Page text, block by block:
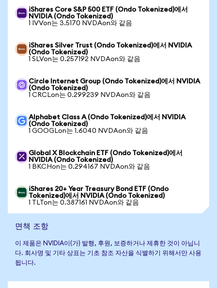
iShares Core S&P 500 ETF (Ondo Tokenized)에서
NVIDIA (Ondo Tokenized)
1 IVVon는 3.5170 NVDAon와 같음
iShares Silver Trust (Ondo Tokenized)에서 NVIDIA
(Ondo Tokenized)
1 SLVon는 0.257192 NVDAon와 같음
Circle Internet Group (Ondo Tokenized)에서 NVIDIA
(Ondo Tokenized)
1 CRCLon는 0.299239 NVDAon와 같음
Alphabet Class A (Ondo Tokenized)에서 NVIDIA
(Ondo Tokenized)
1 GOOGLon는 1.6040 NVDAon와 같음
Global X Blockchain ETF (Ondo Tokenized)에서
NVIDIA (Ondo Tokenized)
1 BKCHon는 0.294167 NVDAon와 같음
iShares 20+ Year Treasury Bond ETF (Ondo
Tokenized)에서 NVIDIA (Ondo Tokenized)
1 TLTon는 0.387161 NVDAon와 같음
면책 조항
이 제품은 NVIDIA이(가) 발행, 후원, 보증하거나 제휴한 것이 아닙니
다. 회사명 및 기타 상표는 기초 참조 자산을 식별하기 위해서만 사용
됩니다.